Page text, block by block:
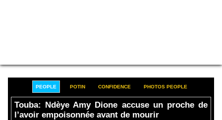
PEOPLE POTIN CONFIDENCE PHOTOS PEOPLE
Touba: Ndèye Amy Dione accuse un proche de
l’avoir empoisonnée avant de mourir